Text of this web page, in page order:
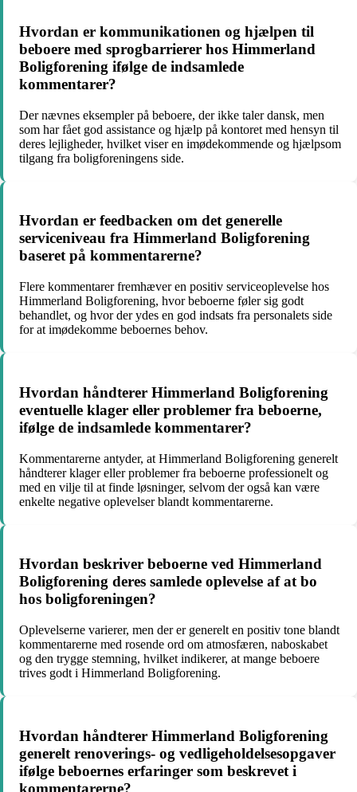
Hvordan er kommunikationen og hjælpen til
beboere med sprogbarrierer hos Himmerland
Boligforening ifølge de indsamlede
kommentarer?
Der nævnes eksempler på beboere, der ikke taler dansk, men
som har fået god assistance og hjælp på kontoret med hensyn til
deres lejligheder, hvilket viser en imødekommende og hjælpsom
tilgang fra boligforeningens side.
Hvordan er feedbacken om det generelle
serviceniveau fra Himmerland Boligforening
baseret på kommentarerne?
Flere kommentarer fremhæver en positiv serviceoplevelse hos
Himmerland Boligforening, hvor beboerne føler sig godt
behandlet, og hvor der ydes en god indsats fra personalets side
for at imødekomme beboernes behov.
Hvordan håndterer Himmerland Boligforening
eventuelle klager eller problemer fra beboerne,
ifølge de indsamlede kommentarer?
Kommentarerne antyder, at Himmerland Boligforening generelt
håndterer klager eller problemer fra beboerne professionelt og
med en vilje til at finde løsninger, selvom der også kan være
enkelte negative oplevelser blandt kommentarerne.
Hvordan beskriver beboerne ved Himmerland
Boligforening deres samlede oplevelse af at bo
hos boligforeningen?
Oplevelserne varierer, men der er generelt en positiv tone blandt
kommentarerne med rosende ord om atmosfæren, naboskabet
og den trygge stemning, hvilket indikerer, at mange beboere
trives godt i Himmerland Boligforening.
Hvordan håndterer Himmerland Boligforening
generelt renoverings- og vedligeholdelsesopgaver
ifølge beboernes erfaringer som beskrevet i
kommentarerne?